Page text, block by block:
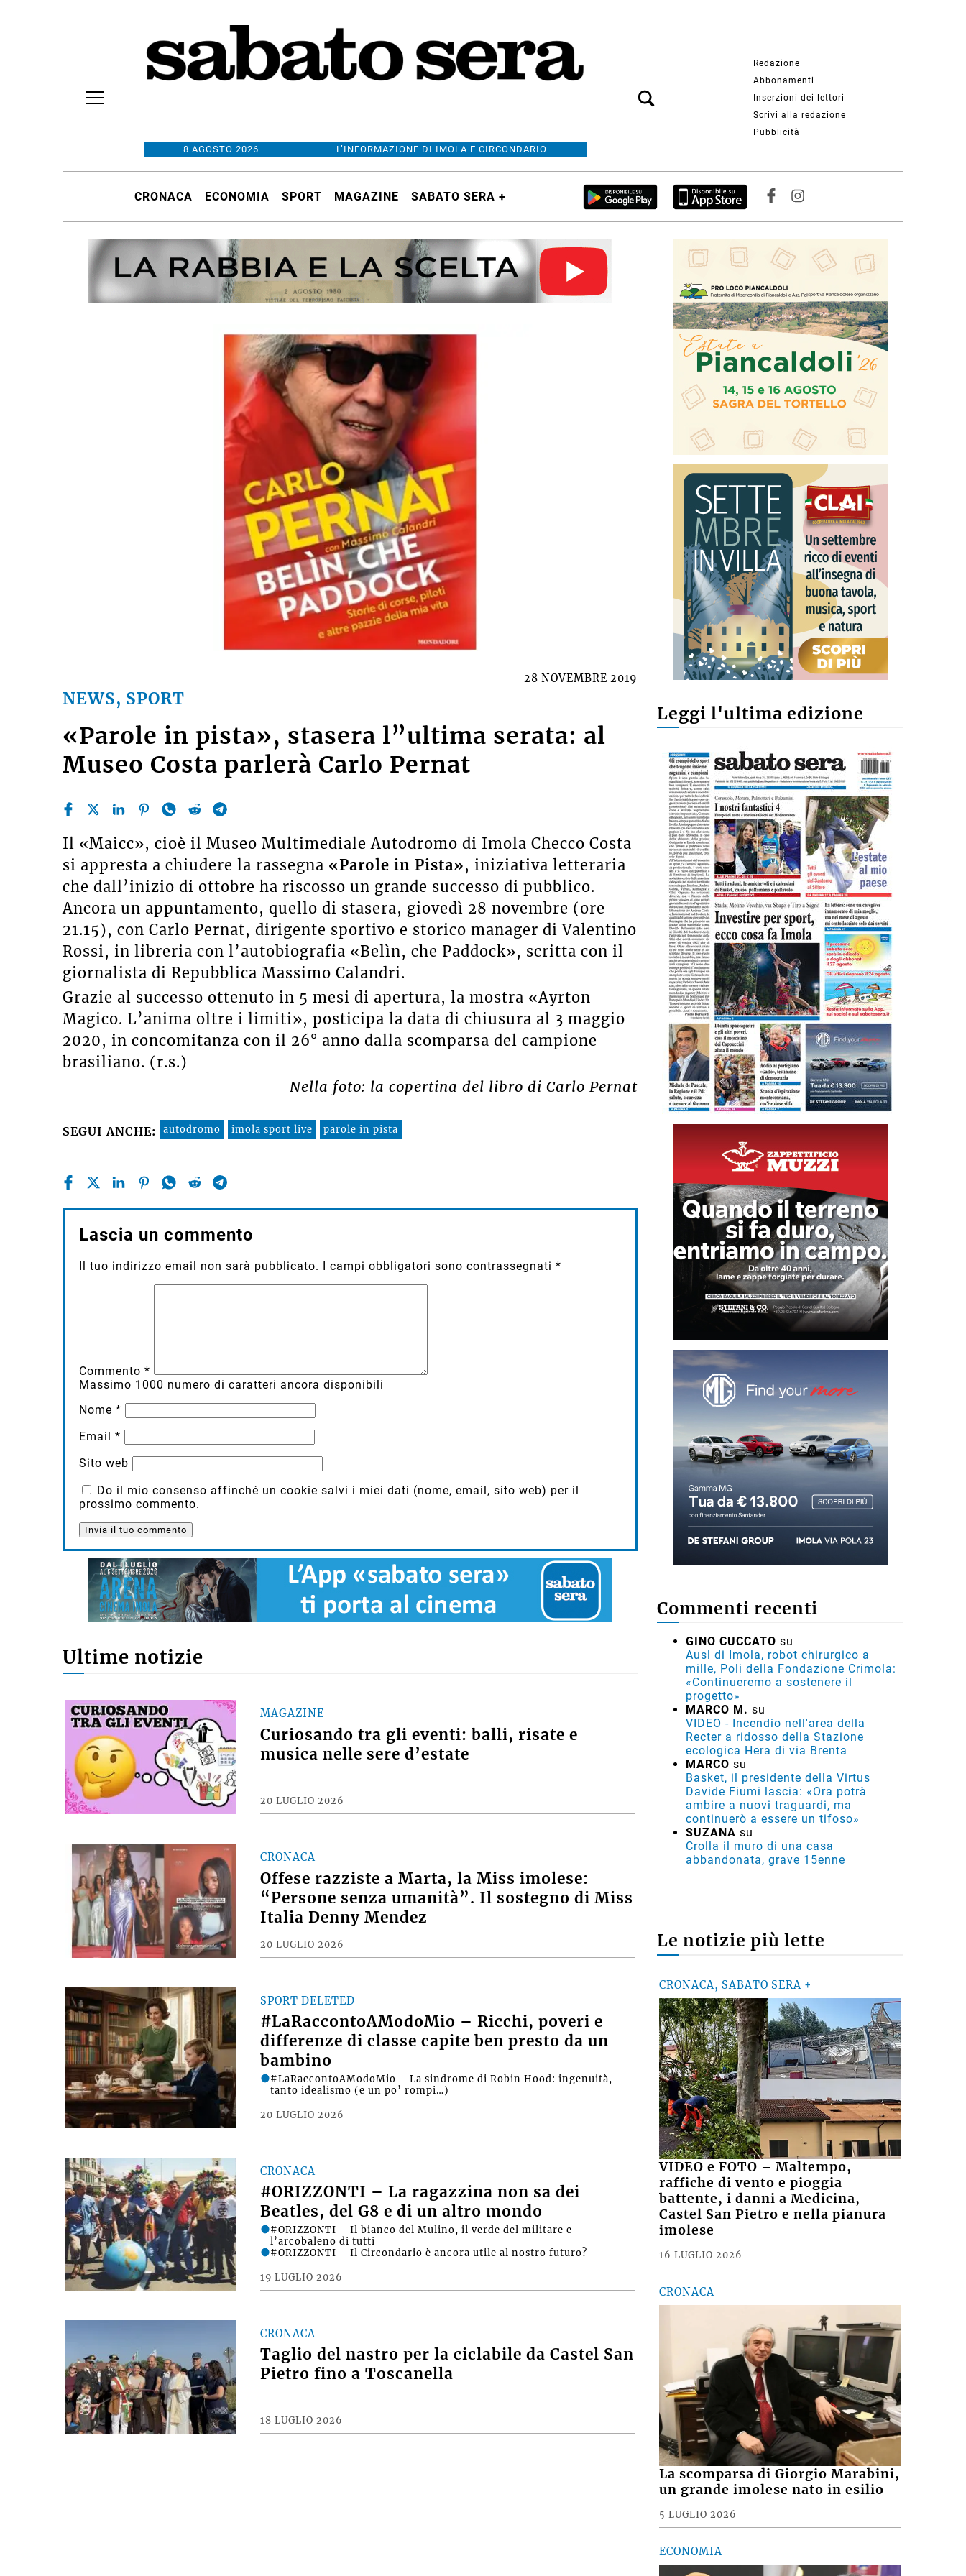
8 AGOSTO 2026 L’INFORMAZIONE DI IMOLA E CIRCONDARIO
Redazione
Abbonamenti
Inserzioni dei lettori
Scrivi alla redazione
Pubblicità
CRONACA ECONOMIA SPORT MAGAZINE SABATO SERA +
NEWS, SPORT
28 NOVEMBRE 2019
«Parole in pista», stasera l”ultima serata: al
Museo Costa parlerà Carlo Pernat
Il «Maicc», cioè il Museo Multimediale Autodromo di Imola Checco Costa
si appresta a chiudere la rassegna «Parole in Pista», iniziativa letteraria
che dall’inizio di ottobre ha riscosso un grande successo di pubblico.
Ancora un appuntamento, quello di stasera, giovedì 28 novembre (ore
21.15), con Carlo Pernat, dirigente sportivo e storico manager di Valentino
Rossi, in libreria con l’autobiografia «Belìn, che Paddock», scritta con il
giornalista di Repubblica Massimo Calandri.
Grazie al successo ottenuto in 5 mesi di apertura, la mostra «Ayrton
Magico. L’anima oltre i limiti», posticipa la data di chiusura al 3 maggio
2020, in concomitanza con il 26° anno dalla scomparsa del campione
brasiliano. (r.s.)
Nella foto: la copertina del libro di Carlo Pernat
SEGUI ANCHE: autodromo imola sport live parole in pista
Lascia un commento
Il tuo indirizzo email non sarà pubblicato. I campi obbligatori sono contrassegnati *
Commento *
Massimo 1000 numero di caratteri ancora disponibili
Nome *
Email *
Sito web
Do il mio consenso affinché un cookie salvi i miei dati (nome, email, sito web) per il
prossimo commento.
Ultime notizie
MAGAZINE
Curiosando tra gli eventi: balli, risate e
musica nelle sere d’estate
20 LUGLIO 2026
CRONACA
Offese razziste a Marta, la Miss imolese:
“Persone senza umanità”. Il sostegno di Miss
Italia Denny Mendez
20 LUGLIO 2026
SPORT DELETED
#LaRaccontoAModoMio – Ricchi, poveri e
differenze di classe capite ben presto da un
bambino
20 LUGLIO 2026
#LaRaccontoAModoMio – La sindrome di Robin Hood: ingenuità,
tanto idealismo (e un po’ rompi…)
CRONACA
#ORIZZONTI – La ragazzina non sa dei
Beatles, del G8 e di un altro mondo
19 LUGLIO 2026
#ORIZZONTI – Il bianco del Mulino, il verde del militare e
l’arcobaleno di tutti
#ORIZZONTI – Il Circondario è ancora utile al nostro futuro?
CRONACA
Taglio del nastro per la ciclabile da Castel San
Pietro fino a Toscanella
18 LUGLIO 2026
Leggi l'ultima edizione
Commenti recenti
GINO CUCCATO su
Ausl di Imola, robot chirurgico a
mille, Poli della Fondazione Crimola:
«Continueremo a sostenere il
progetto»
MARCO M. su
VIDEO - Incendio nell'area della
Recter a ridosso della Stazione
ecologica Hera di via Brenta
MARCO su
Basket, il presidente della Virtus
Davide Fiumi lascia: «Ora potrà
ambire a nuovi traguardi, ma
continuerò a essere un tifoso»
SUZANA su
Crolla il muro di una casa
abbandonata, grave 15enne
Le notizie più lette
CRONACA, SABATO SERA +
VIDEO e FOTO – Maltempo,
raffiche di vento e pioggia
battente, i danni a Medicina,
Castel San Pietro e nella pianura
imolese
16 LUGLIO 2026
CRONACA
La scomparsa di Giorgio Marabini,
un grande imolese nato in esilio
5 LUGLIO 2026
ECONOMIA